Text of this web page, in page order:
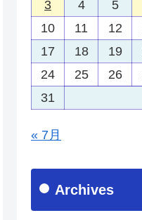
3
4 5
10
11 12
17
18 19
24
25 26
31
« 7月
Archives